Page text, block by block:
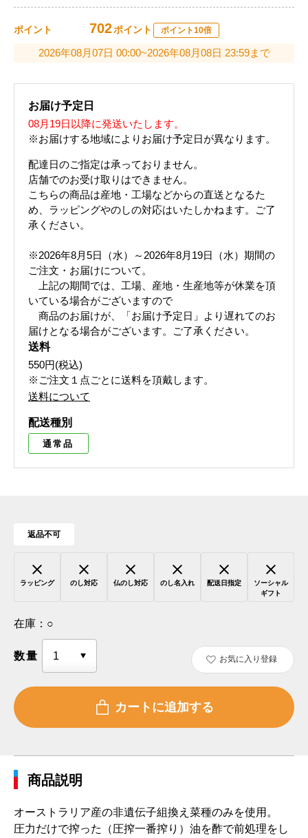
ポイント 702ポイント ポイント10倍
2026年08月07日 00:00~2026年08月08日 23:59まで
お届け予定日
08月19日以降に発送いたします。
※お届けする地域によりお届け予定日が異なります。
配達日のご指定は承っておりません。
店舗でのお受け取りはできません。
こちらの商品は産地・工場などからの直送となるた
め、ラッピングやのしの対応はいたしかねます。ご了
承ください。
※2026年8月5日（水）～2026年8月19日（水）期間の
ご注文・お届けについて。
上記の期間では、工場、産地・生産地等が休業を頂
いている場合がございますので
商品のお届けが、「お届け予定日」より遅れてのお
届けとなる場合がございます。ご了承ください。
送料
550円(税込)
※ご注文１点ごとに送料を頂戴します。
送料について
配送種別
通常品
返品不可
ラッピング のし対応 仏のし対応 のし名入れ 配送日指定
ソーシャル
ギフト
在庫： ○
数量 お気に入り登録
商品説明
オーストラリア産の非遺伝子組換え菜種のみを使用。
圧力だけで搾った（圧搾一番搾り）油を酢で前処理をし